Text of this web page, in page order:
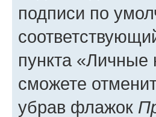
подписи по
пункта «Личные
сможете
убрав флажок